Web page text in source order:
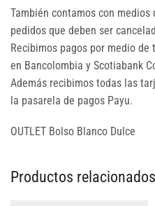
También contamos con
pedidos que deben ser
Recibimos pagos por medio
en Bancolombia y Scotiabank
Además recibimos todas las
la pasarela de pagos Payu.
OUTLET Bolso Blanco Dulce
Productos relacionados